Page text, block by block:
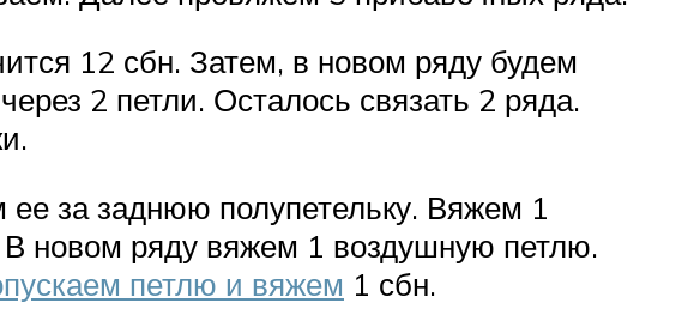
12 сбн. Затем, в новом ряду будем
2 петли. Осталось связать 2 ряда.
за заднюю полупетельку. Вяжем 1
новом ряду вяжем 1 воздушную петлю.
петлю и вяжем 1 сбн.